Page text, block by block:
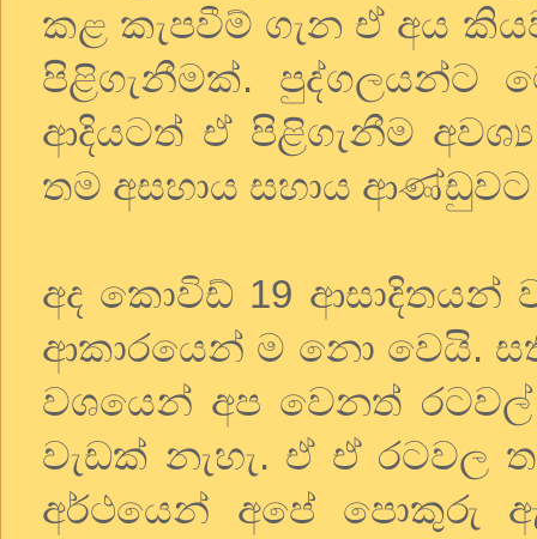
කළ කැපවීම් ගැන ඒ අය
පිළිගැනීමක්. පුද්ගලයන්ට
ආදියටත් ඒ පිළිගැනීම
තම අසහාය සහාය ආණ්ඩුවට
අද කොවිඩ් 19 ආසාදිතයන්
ආකාරයෙන් ම නො වෙයි.
වශයෙන් අප වෙනත්
වැඩක් නැහැ. ඒ ඒ රටවල
අර්ථයෙන් අපේ පොකුරු